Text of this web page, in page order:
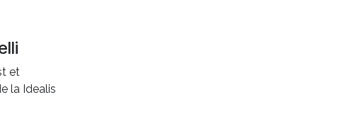
et
la Idealis